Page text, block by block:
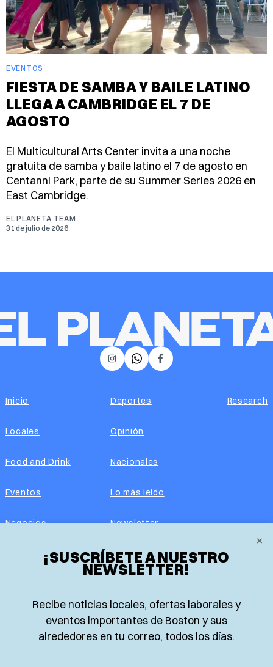
EVENTOS
FIESTA DE SAMBA Y BAILE LATINO
LLEGA A CAMBRIDGE EL 7 DE
AGOSTO
El Multicultural Arts Center invita a una noche
gratuita de samba y baile latino el 7 de agosto en
Centanni Park, parte de su Summer Series 2026 en
East Cambridge.
EL PLANETA TEAM
31 de julio de 2026
×
¡SUSCRÍBETE A NUESTRO
NEWSLETTER!
Recibe noticias locales, ofertas laborales y
eventos importantes de Boston y sus
alrededores en tu correo, todos los días.
𝕏 Facebook
Instagram
Inicio
Locales
Food and Drink
Eventos
Negocios
Real Estate
Guía de Recursos
Deportes
Opinión
Nacionales
Lo más leído
Newsletter
Edición impresa
Advertise with us
Research